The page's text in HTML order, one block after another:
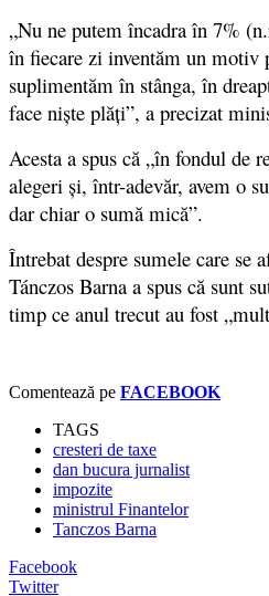
„Nu ne putem încadra în 7%
în fiecare zi inventăm un motiv
suplimentăm în stânga, în
face niște plăți”, a precizat
Acesta a spus că „în fondul de
alegeri și, într-adevăr, avem o
dar chiar o sumă mică”.
Întrebat despre sumele care se
Tánczos Barna a spus că sunt
timp ce anul trecut au fost
Comentează pe FACEBOOK
TAGS
cresteri de taxe
dan bucura jurnalist
impozite
ministrul Finantelor
Tanczos Barna
Facebook
Twitter